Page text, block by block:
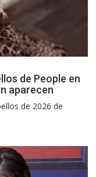
de People en
aparecen
de 2026 de